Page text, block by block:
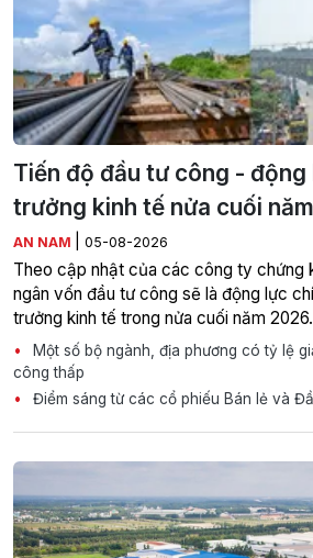
Tiến độ đầu tư công -
trưởng kinh tế nửa cuối năm
AN NAM 05-08-2026
Theo cập nhật của các công ty chứng
ngân vốn đầu tư công sẽ là động lực
trưởng kinh tế trong nửa cuối năm 2026.
Một số bộ ngành, địa phương có tỷ lệ
công thấp
Điểm sáng từ các cổ phiếu Bán lẻ và